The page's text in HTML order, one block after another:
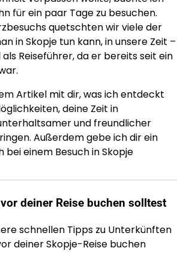
für ein paar Tage zu besuchen.
quetschten wir viele der
in Skopje tun kann, in unsere Zeit –
Reiseführer, da er bereits seit ein
Artikel mit dir, was ich entdeckt
deine Zeit in
und freundlicher
Außerdem gebe ich dir ein
bei einem Besuch in Skopje
deiner Reise buchen solltest
schnellen Tipps zu Unterkünften
deiner Skopje-Reise buchen